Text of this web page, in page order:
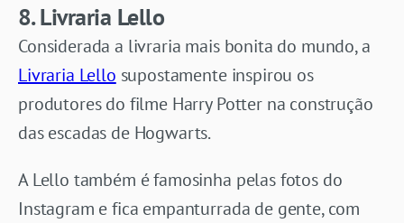
8. Livraria Lello
Considerada a livraria mais bonita do mundo, a
Livraria Lello supostamente inspirou os
produtores do filme Harry Potter na construção
das escadas de Hogwarts.
A Lello também é famosinha pelas fotos do
Instagram e fica empanturrada de gente, com